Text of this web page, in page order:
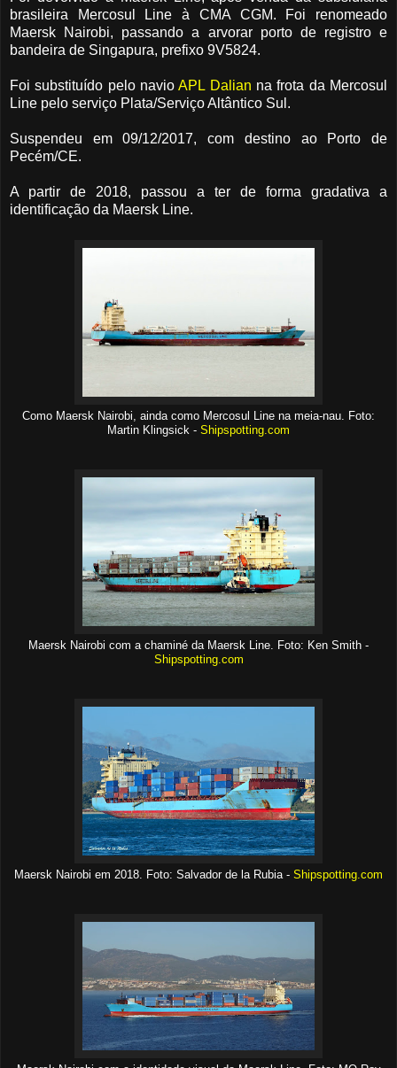
brasileira Mercosul Line à CMA CGM. Foi renomeado
Maersk Nairobi, passando a arvorar porto de registro e
bandeira de Singapura, prefixo 9V5824.
Foi substituído pelo navioAPL Dalian na frota da Mercosul
Line pelo serviço Plata/Serviço Altântico Sul.
Suspendeu em 09/12/2017, com destino ao Porto de
Pecém/CE.
A partir de 2018, passou a ter de forma gradativa a
identificação da Maersk Line.
Como Maersk Nairobi, ainda como Mercosul Line na meia-nau. Foto:
Martin Klingsick - Shipspotting.com
Maersk Nairobi com a chaminé da Maersk Line. Foto: Ken Smith -
Shipspotting.com
Maersk Nairobi em 2018. Foto: Salvador de la Rubia - Shipspotting.com